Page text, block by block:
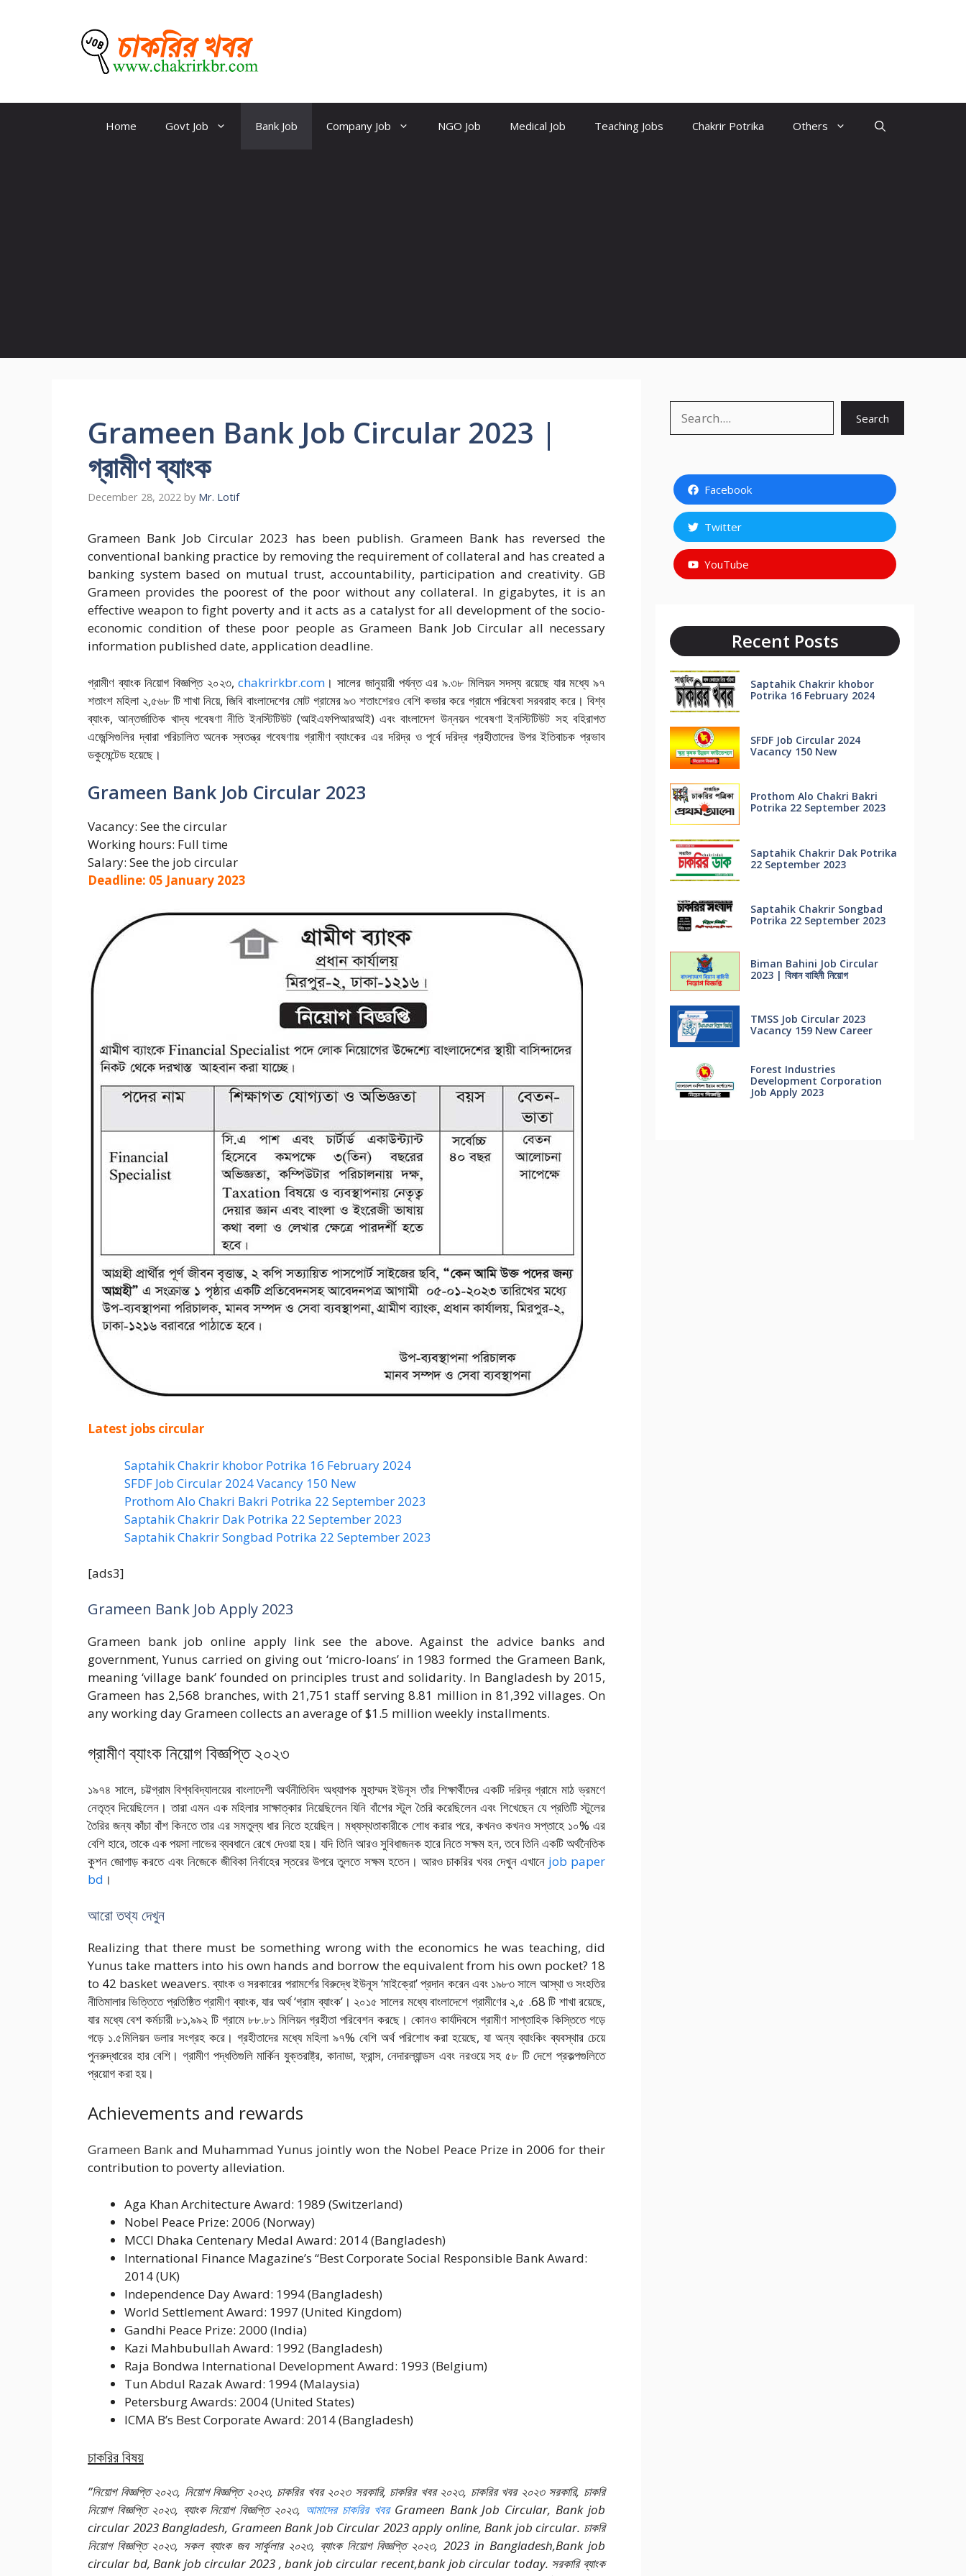
Home Govt Job Bank Job Company Job NGO Job Medical Job Teaching Jobs Chakrir Potrika Others
Grameen Bank Job Circular 2023 |
গ্রামীণ ব্যাংক
December 28, 2022 by Mr. Lotif
Grameen Bank Job Circular 2023 has been publish. Grameen Bank has reversed the
conventional banking practice by removing the requirement of collateral and has created a
banking system based on mutual trust, accountability, participation and creativity. GB
Grameen provides the poorest of the poor without any collateral. In gigabytes, it is an
effective weapon to fight poverty and it acts as a catalyst for all development of the socio-
economic condition of these poor people as Grameen Bank Job Circular all necessary
information published date, application deadline.
গ্রামীণ ব্যাংক নিয়োগ বিজ্ঞপ্তি ২০২৩,chakrirkbr.com । সালের জানুয়ারী পর্যন্ত এর ৯.৩৮ মিলিয়ন সদস্য রয়েছে যার মধ্যে ৯৭
শতাংশ মহিলা ২,৫৬৮ টি শাখা নিয়ে, জিবি বাংলাদেশের মোট গ্রামের ৯৩ শতাংশেরও বেশি কভার করে গ্রামে পরিষেবা সরবরাহ করে। বিশ্ব
ব্যাংক, আন্তর্জাতিক খাদ্য গবেষণা নীতি ইনস্টিটিউট (আইএফপিআরআই) এবং বাংলাদেশ উন্নয়ন গবেষণা ইনস্টিটিউট সহ বহিরাগত
এজেন্সিগুলির দ্বারা পরিচালিত অনেক স্বতন্ত্র গবেষণায় গ্রামীণ ব্যাংকের এর দরিদ্র ও পূর্বে দরিদ্র গ্রহীতাদের উপর ইতিবাচক প্রভাব
ডকুমেন্টেড হয়েছে।
Grameen Bank Job Circular 2023
Vacancy: See the circular
Working hours: Full time
Salary: See the job circular
Deadline: 05 January 2023
Latest jobs circular
Saptahik Chakrir khobor Potrika 16 February 2024
SFDF Job Circular 2024 Vacancy 150 New
Prothom Alo Chakri Bakri Potrika 22 September 2023
Saptahik Chakrir Dak Potrika 22 ‍September 2023
Saptahik Chakrir Songbad Potrika 22 September 2023
[ads3]
Grameen Bank Job Apply 2023
Grameen bank job online apply link see the above. Against the advice banks and
government, Yunus carried on giving out ‘micro-loans’ in 1983 formed the Grameen Bank,
meaning ‘village bank’ founded on principles trust and solidarity. In Bangladesh by 2015,
Grameen has 2,568 branches, with 21,751 staff serving 8.81 million in 81,392 villages. On
any working day Grameen collects an average of $1.5 million weekly installments.
গ্রামীণ ব্যাংক নিয়োগ বিজ্ঞপ্তি ২০২৩
১৯৭৪ সালে, চট্টগ্রাম বিশ্ববিদ্যালয়ের বাংলাদেশী অর্থনীতিবিদ অধ্যাপক মুহাম্মদ ইউনূস তাঁর শিক্ষার্থীদের একটি দরিদ্র গ্রামে মাঠ ভ্রমণে
নেতৃত্ব দিয়েছিলেন। তারা এমন এক মহিলার সাক্ষাত্কার নিয়েছিলেন যিনি বাঁশের স্টুল তৈরি করেছিলেন এবং শিখেছেন যে প্রতিটি স্টুলের
তৈরির জন্য কাঁচা বাঁশ কিনতে তার এর সমতুল্য ধার নিতে হয়েছিল। মধ্যস্থতাকারীকে শোধ করার পরে, কখনও কখনও সপ্তাহে ১০% এর
বেশি হারে, তাকে এক পয়সা লাভের ব্যবধানে রেখে দেওয়া হয়। যদি তিনি আরও সুবিধাজনক হারে নিতে সক্ষম হন, তবে তিনি একটি অর্থনৈতিক
কুশন জোগাড় করতে এবং নিজেকে জীবিকা নির্বাহের স্তরের উপরে তুলতে সক্ষম হতেন। আরও চাকরির খবর দেখুন এখানে job paper
bd ।
আরো তথ্য দেখুন
Realizing that there must be something wrong with the economics he was teaching, did
Yunus take matters into his own hands and borrow the equivalent from his own pocket? 18
to 42 basket weavers. ব্যাংক ও সরকারের পরামর্শের বিরুদ্ধে ইউনূস ‘মাইক্রো’ প্রদান করেন এবং ১৯৮৩ সালে আস্থা ও সংহতির
নীতিমালার ভিত্তিতে প্রতিষ্ঠিত গ্রামীণ ব্যাংক, যার অর্থ ‘গ্রাম ব্যাংক’। ২০১৫ সালের মধ্যে বাংলাদেশে গ্রামীণের ২,৫ .68 টি শাখা রয়েছে,
যার মধ্যে বেশ কর্মচারী ৮১,৯৯২ টি গ্রামে ৮৮.৮১ মিলিয়ন গ্রহীতা পরিবেশন করছে। কোনও কার্যদিবসে গ্রামীণ সাপ্তাহিক কিস্তিতে গড়ে
গড়ে ১.৫মিলিয়ন ডলার সংগ্রহ করে। গ্রহীতাদের মধ্যে মহিলা ৯৭% বেশি অর্থ পরিশোধ করা হয়েছে, যা অন্য ব্যাংকিং ব্যবস্থার চেয়ে
পুনরুদ্ধারের হার বেশি। গ্রামীণ পদ্ধতিগুলি মার্কিন যুক্তরাষ্ট্র, কানাডা, ফ্রান্স, নেদারল্যান্ডস এবং নরওয়ে সহ ৫৮ টি দেশে প্রকল্পগুলিতে
প্রয়োগ করা হয়।
Achievements and rewards
Grameen Bank and Muhammad Yunus jointly won the Nobel Peace Prize in 2006 for their
contribution to poverty alleviation.
Aga Khan Architecture Award: 1989 (Switzerland)
Nobel Peace Prize: 2006 (Norway)
MCCI Dhaka Centenary Medal Award: 2014 (Bangladesh)
International Finance Magazine’s “Best Corporate Social Responsible Bank Award:
2014 (UK)
Independence Day Award: 1994 (Bangladesh)
World Settlement Award: 1997 (United Kingdom)
Gandhi Peace Prize: 2000 (India)
Kazi Mahbubullah Award: 1992 (Bangladesh)
Raja Bondwa International Development Award: 1993 (Belgium)
Tun Abdul Razak Award: 1994 (Malaysia)
Petersburg Awards: 2004 (United States)
ICMA B’s Best Corporate Award: 2014 (Bangladesh)
চাকরির বিষয়
”নিয়োগ বিজ্ঞপ্তি ২০২৩, নিয়োগ বিজ্ঞপ্তি ২০২৩, চাকরির খবর ২০২৩ সরকারি, চাকরির খবর ২০২৩, চাকরির খবর ২০২৩ সরকারি, চাকরি
নিয়োগ বিজ্ঞপ্তি ২০২৩, ব্যাংক নিয়োগ বিজ্ঞপ্তি ২০২৩, আমাদের চাকরির খবরGrameen Bank Job Circular, Bank job
circular 2023 Bangladesh, Grameen Bank Job Circular 2023 apply online, Bank job circular. চাকরি
নিয়োগ বিজ্ঞপ্তি ২০২৩, সকল ব্যাংক জব সার্কুলার ২০২৩, ব্যাংক নিয়োগ বিজ্ঞপ্তি ২০২৩, 2023 in Bangladesh,Bank job
circular bd, Bank job circular 2023 , bank job circular recent,bank job circular today. সরকারি ব্যাংক
Search
Facebook
Twitter
YouTube
Recent Posts
Saptahik Chakrir khobor
Potrika 16 February 2024
SFDF Job Circular 2024
Vacancy 150 New
Prothom Alo Chakri Bakri
Potrika 22 September 2023
Saptahik Chakrir Dak Potrika
22 ‍September 2023
Saptahik Chakrir Songbad
Potrika 22 September 2023
Biman Bahini Job Circular
2023 | বিমান বাহিনী নিয়োগ
TMSS Job Circular 2023
Vacancy 159 New Career
Forest Industries
Development Corporation
Job Apply 2023